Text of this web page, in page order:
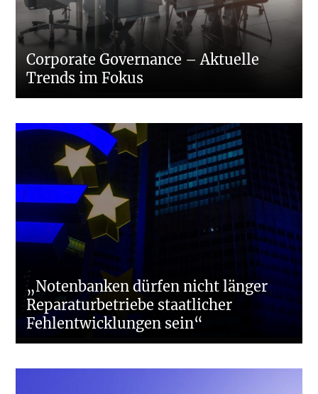
Corporate Governance – Aktuelle
Trends im Fokus
„Notenbanken dürfen nicht länger
Reparaturbetriebe staatlicher
Fehlentwicklungen sein“